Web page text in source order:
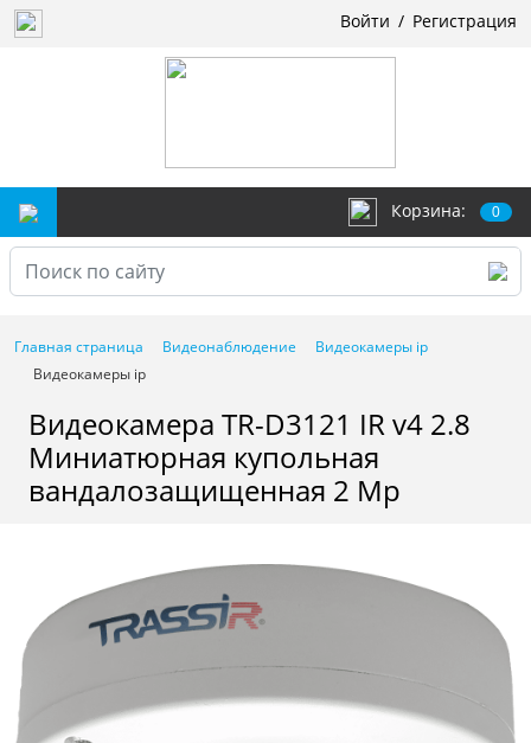
Войти / Регистрация
Корзина: 0
Главная страница Видеонаблюдение
Видеокамеры ip
Видеокамеры ip
Видеокамера TR-D3121 IR v4 2.8
Миниатюрная купольная
вандалозащищенная 2 Mp